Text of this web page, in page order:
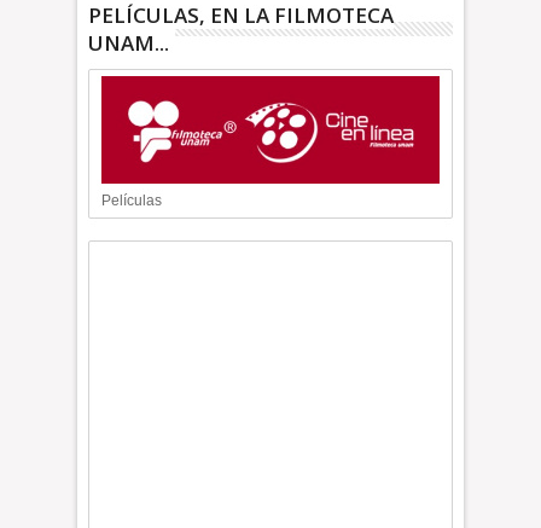
PELÍCULAS, EN LA FILMOTECA
UNAM...
Películas